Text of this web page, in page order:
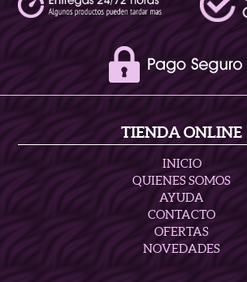
TIENDA ONLINE
INICIO
QUIENES SOMOS
AYUDA
CONTACTO
OFERTAS
NOVEDADES